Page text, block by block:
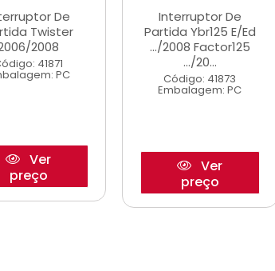
De
Twister
2008
41871
PC
Ver
preço
Interruptor De
Partida Ybr125 E/Ed
.../2008 Factor125
.../20...
Código: 41873
Embalagem: PC
Ver
preço